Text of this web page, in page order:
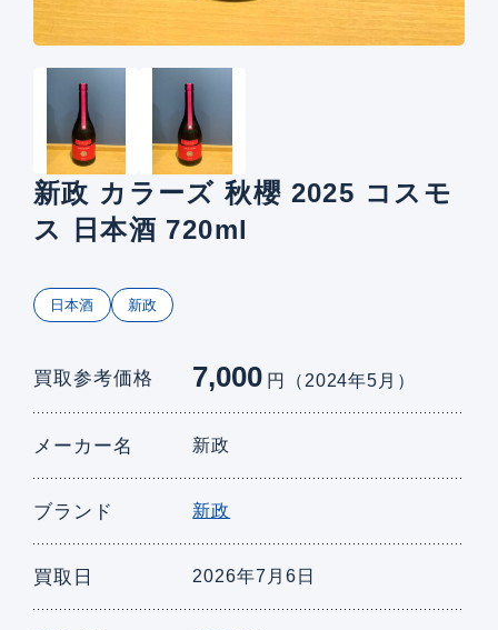
新政 カラーズ 秋櫻 2025 コスモ
ス 日本酒 720ml
日本酒 新政
買取参考価格 7,000 円（2024年5月）
メーカー名 新政
ブランド 新政
買取日 2026年7月6日